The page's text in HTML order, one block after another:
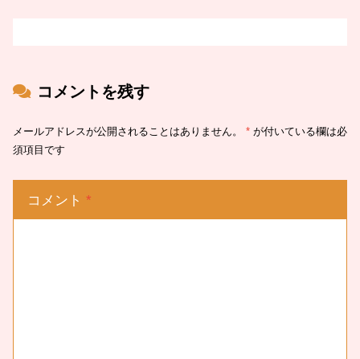
コメントを残す
メールアドレスが公開されることはありません。 * が付いている欄は必
須項目です
コメント *